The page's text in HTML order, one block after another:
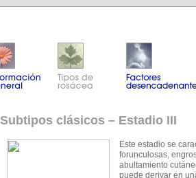
Subtipos clásicos – Estadio III
Este estadio se
forunculosas,
abultamiento
puede derivar en